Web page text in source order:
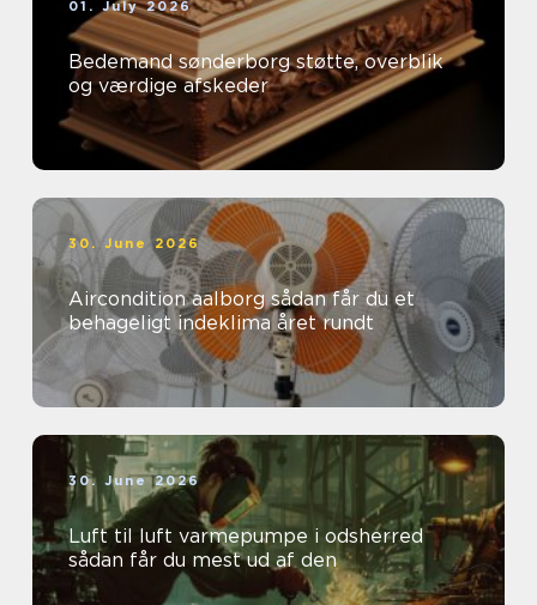
01. July 2026
Bedemand sønderborg støtte, overblik
og værdige afskeder
30. June 2026
Aircondition aalborg sådan får du et
behageligt indeklima året rundt
30. June 2026
Luft til luft varmepumpe i odsherred
sådan får du mest ud af den